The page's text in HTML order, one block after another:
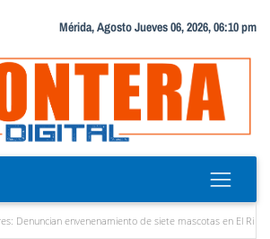
Mérida, Agosto Jueves 06, 2026, 06:10 pm
de siete mascotas en El Rincón de La Laguna